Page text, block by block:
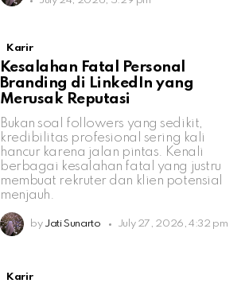
Karir
Kesalahan Fatal Personal
Branding di LinkedIn yang
Merusak Reputasi
Bukan soal followers yang sedikit,
kredibilitas profesional sering kali
hancur karena jalan pintas. Kenali
berbagai kesalahan fatal yang justru
membuat rekruter dan klien potensial
menjauh.
by Jati Sunarto July 27, 2026, 4:32 pm
Karir